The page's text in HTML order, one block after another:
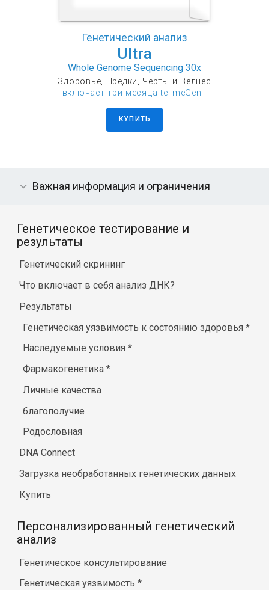
Генетический анализ
Ultra
Whole Genome Sequencing 30x
Здоровье, Предки, Черты и Велнес
включает три месяца tellmeGen+
КУПИТЬ
Важная информация и ограничения
Генетическое тестирование и
результаты
Генетический скрининг
Что включает в себя анализ ДНК?
Результаты
Генетическая уязвимость к состоянию здоровья*
Наследуемые условия*
Фармакогенетика*
Личные качества
благополучие
Родословная
DNA Connect
Загрузка необработанных генетических данных
Купить
Персонализированный генетический
анализ
Генетическое консультирование
Генетическая уязвимость *